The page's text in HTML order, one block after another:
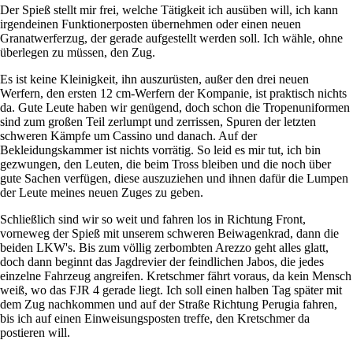
Der Spieß stellt mir frei, welche Tätigkeit ich ausüben will, ich kann
irgendeinen Funktionerposten übernehmen oder einen neuen
Granatwerferzug, der gerade aufgestellt werden soll. Ich wähle, ohne
überlegen zu müssen, den Zug.
Es ist keine Kleinigkeit, ihn auszurüsten, außer den drei neuen
Werfern, den ersten 12 cm-Werfern der Kompanie, ist praktisch nichts
da. Gute Leute haben wir genügend, doch schon die Tropenuniformen
sind zum großen Teil zerlumpt und zerrissen, Spuren der letzten
schweren Kämpfe um Cassino und danach. Auf der
Bekleidungskammer ist nichts vorrätig. So leid es mir tut, ich bin
gezwungen, den Leuten, die beim Tross bleiben und die noch über
gute Sachen verfügen, diese auszuziehen und ihnen dafür die Lumpen
der Leute meines neuen Zuges zu geben.
Schließlich sind wir so weit und fahren los in Richtung Front,
vorneweg der Spieß mit unserem schweren Beiwagenkrad, dann die
beiden LKW's. Bis zum völlig zerbombten Arezzo geht alles glatt,
doch dann beginnt das Jagdrevier der feindlichen Jabos, die jedes
einzelne Fahrzeug angreifen. Kretschmer fährt voraus, da kein Mensch
weiß, wo das FJR 4 gerade liegt. Ich soll einen halben Tag später mit
dem Zug nachkommen und auf der Straße Richtung Perugia fahren,
bis ich auf einen Einweisungsposten treffe, den Kretschmer da
postieren will.